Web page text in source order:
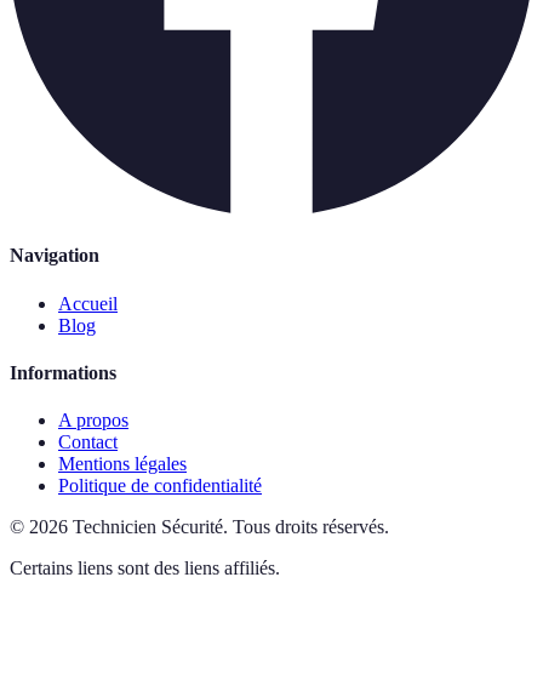
Navigation
Accueil
Blog
Informations
A propos
Contact
Mentions légales
Politique de confidentialité
© 2026 Technicien Sécurité. Tous droits réservés.
Certains liens sont des liens affiliés.